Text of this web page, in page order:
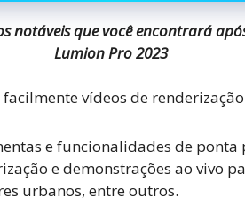
notáveis ​​que você encontrará
Lumion Pro 2023
vídeos de
e funcionalidades de ponta
e demonstrações ao vivo
urbanos, entre outros.